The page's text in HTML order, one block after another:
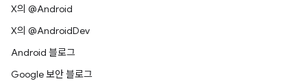
X의 @Android
X의 @AndroidDev
Android 블로그
Google 보안 블로그